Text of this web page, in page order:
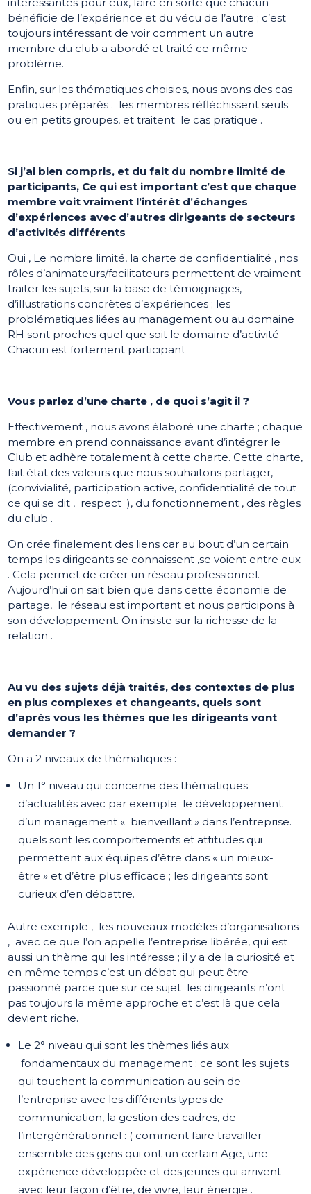
intéressantes pour eux, faire en sorte que chacun
bénéficie de l’expérience et du vécu de l’autre ; c’est
toujours intéressant de voir comment un autre
membre du club a abordé et traité ce même
problème.
Enfin, sur les thématiques choisies, nous avons des cas
pratiques préparés . les membres réfléchissent seuls
ou en petits groupes, et traitent le cas pratique .
Si j’ai bien compris, et du fait du nombre limité de
participants, Ce qui est important c’est que chaque
membre voit vraiment l’intérêt d’échanges
d’expériences avec d’autres dirigeants de secteurs
d’activités différents
Oui , Le nombre limité, la charte de confidentialité , nos
rôles d’animateurs/facilitateurs permettent de vraiment
traiter les sujets, sur la base de témoignages,
d’illustrations concrètes d’expériences ; les
problématiques liées au management ou au domaine
RH sont proches quel que soit le domaine d’activité
Chacun est fortement participant
Vous parlez d’une charte , de quoi s’agit il ?
Effectivement , nous avons élaboré une charte ; chaque
membre en prend connaissance avant d’intégrer le
Club et adhère totalement à cette charte. Cette charte,
fait état des valeurs que nous souhaitons partager,
(convivialité, participation active, confidentialité de tout
ce qui se dit , respect ), du fonctionnement , des règles
du club .
On crée finalement des liens car au bout d’un certain
temps les dirigeants se connaissent ,se voient entre eux
. Cela permet de créer un réseau professionnel.
Aujourd’hui on sait bien que dans cette économie de
partage, le réseau est important et nous participons à
son développement. On insiste sur la richesse de la
relation .
Au vu des sujets déjà traités, des contextes de plus
en plus complexes et changeants, quels sont
d’après vous les thèmes que les dirigeants vont
demander ?
On a 2 niveaux de thématiques :
Un 1° niveau qui concerne des thématiques
d’actualités avec par exemple le développement
d’un management « bienveillant » dans l’entreprise.
quels sont les comportements et attitudes qui
permettent aux équipes d’être dans « un mieux-
être » et d’être plus efficace ; les dirigeants sont
curieux d’en débattre.
Autre exemple , les nouveaux modèles d’organisations
, avec ce que l’on appelle l’entreprise libérée, qui est
aussi un thème qui les intéresse ; il y a de la curiosité et
en même temps c’est un débat qui peut être
passionné parce que sur ce sujet les dirigeants n’ont
pas toujours la même approche et c’est là que cela
devient riche.
Le 2° niveau qui sont les thèmes liés aux
fondamentaux du management ; ce sont les sujets
qui touchent la communication au sein de
l’entreprise avec les différents types de
communication, la gestion des cadres, de
l’intergénérationnel : ( comment faire travailler
ensemble des gens qui ont un certain Age, une
expérience développée et des jeunes qui arrivent
avec leur façon d’être, de vivre, leur énergie .